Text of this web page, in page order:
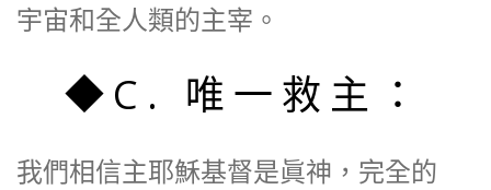
宇宙和全人類的主宰。
◆C. 唯一救主：
我們相信主耶穌基督是眞神，完全的